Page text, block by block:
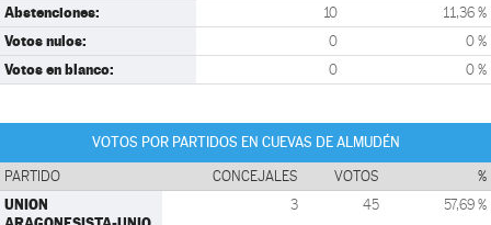
Abstenciones: 10 11,36 %
Votos nulos: 0 0 %
Votos en blanco: 0 0 %
VOTOS POR PARTIDOS EN CUEVAS DE ALMUDÉN
PARTIDO CONCEJALES VOTOS %
UNION
3 45 57,69 %